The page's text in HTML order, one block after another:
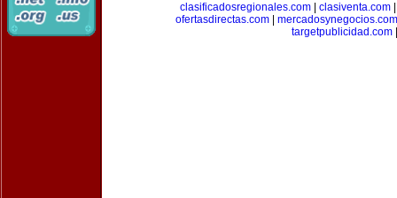
clasificadosregionales.com| clasiventa.com
ofertasdirectas.com
mercadosynegocios.com
targetpublicidad.com